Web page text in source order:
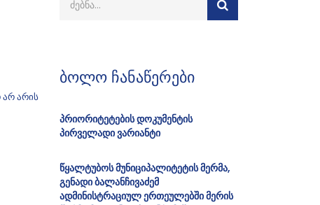
არ არის
ბოლო ჩანაწერები
პრიორიტეტების დოკუმენტის
პირველადი ვარიანტი
წყალტუბოს მუნიციპალიტეტის მერმა,
გენადი ბალანჩივაძემ
ადმინისტრაციულ ერთეულებში მერის